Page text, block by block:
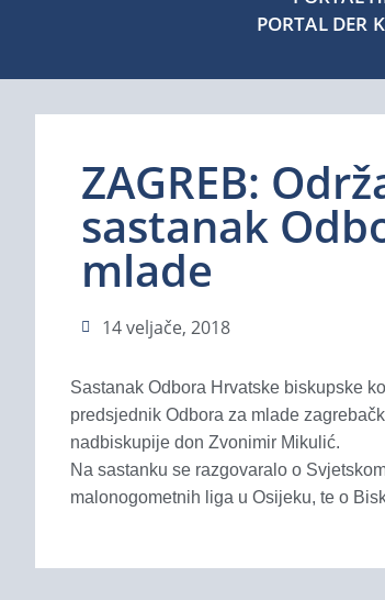
PORTAL DER
ZAGREB:
sastanak
mlade
14 veljače, 2018
Sastanak Odbora Hrvatske biskupske
predsjednik Odbora za mlade
nadbiskupije don Zvonimir Mikulić.
Na sastanku se razgovaralo o
malonogometnih liga u Osijeku, te o